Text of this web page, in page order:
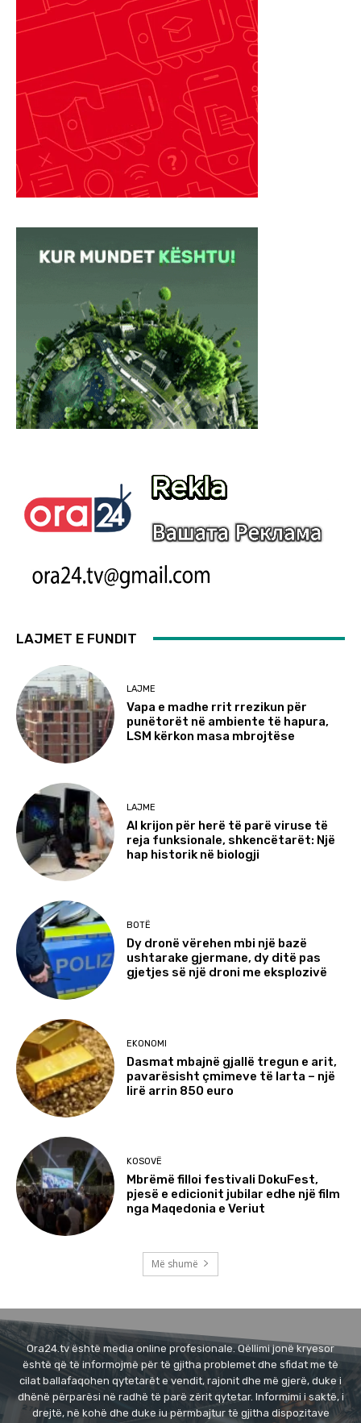
LAJMET E FUNDIT
LAJME
Vapa e madhe rrit rrezikun për
punëtorët në ambiente të hapura,
LSM kërkon masa mbrojtëse
LAJME
AI krijon për herë të parë viruse të
reja funksionale, shkencëtarët: Një
hap historik në biologji
BOTË
Dy dronë vërehen mbi një bazë
ushtarake gjermane, dy ditë pas
gjetjes së një droni me eksplozivë
EKONOMI
Dasmat mbajnë gjallë tregun e arit,
pavarësisht çmimeve të larta – një
lirë arrin 850 euro
KOSOVË
Mbrëmë filloi festivali DokuFest,
pjesë e edicionit jubilar edhe një film
nga Maqedonia e Veriut
Më shumë
Ora24.tv është media online profesionale. Qëllimi jonë kryesor
është që të informojmë për të gjitha problemet dhe sfidat me të
cilat ballafaqohen qytetarët e vendit, rajonit dhe më gjerë, duke i
dhënë përparësi në radhë të parë zërit qytetar. Informimi i saktë, i
drejtë, në kohë dhe duke iu përmbajtur të gjitha dispozitave